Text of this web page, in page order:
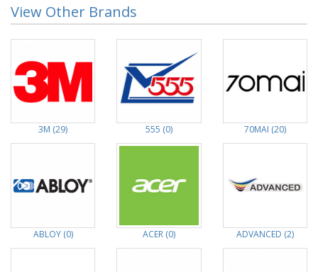
View Other Brands
3M (29) 555 (0) 70MAI (20)
ABLOY (0) ACER (0) ADVANCED (2)